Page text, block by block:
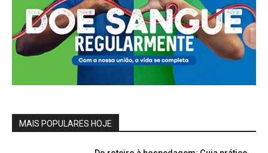
MAIS POPULARES HOJE